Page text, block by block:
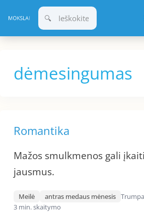
prie
turinio
dėmesingumas
Romantika
Mažos smulkmenos gali
jausmus.
Meilė antras medaus mėnesis
3 min. skaitymo